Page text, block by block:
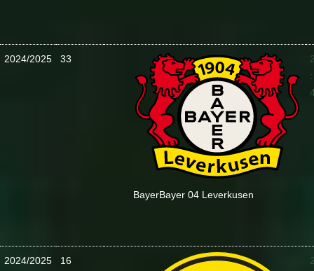
2024/2025 33
BayerBayer 04 Leverkusen
:
2024/2025 16